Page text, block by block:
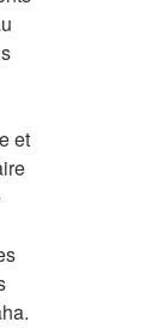
et